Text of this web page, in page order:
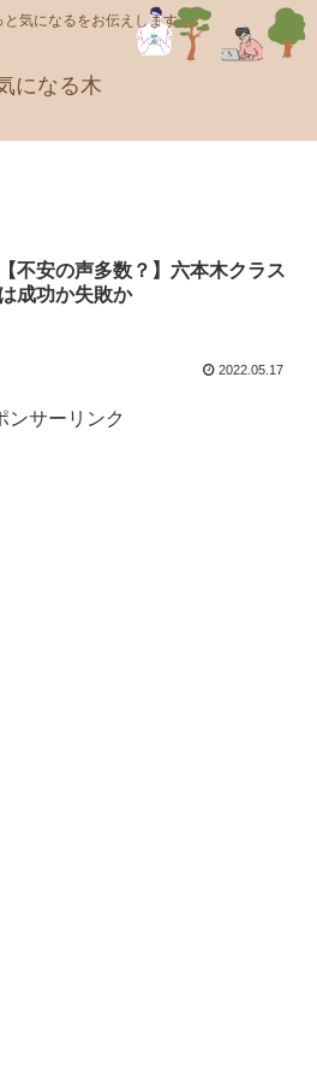
と気になるをお伝えします
になる木
【不安の声多数？】六本木クラス
は成功か失敗か
2022.05.17
ンサーリンク